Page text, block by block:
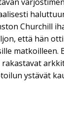
Churchill
että hän
matkoilleen.
ystävät